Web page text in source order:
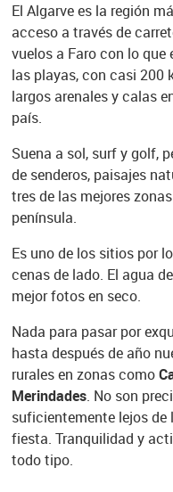
El Algarve es la región
acceso a través de
vuelos a Faro con lo
las playas, con casi 200
largos arenales y calas
país.
Suena a sol, surf y golf,
de senderos, paisajes
tres de las mejores
península.
Es uno de los sitios por
cenas de lado. El agua
mejor fotos en seco.
Nada para pasar por
hasta después de año
rurales en zonas como
Merindades. No son
suficientemente lejos de
fiesta. Tranquilidad y
todo tipo.